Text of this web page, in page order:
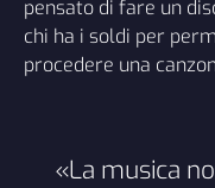
pensato di fare un
chi ha i soldi per
procedere una
«La musica